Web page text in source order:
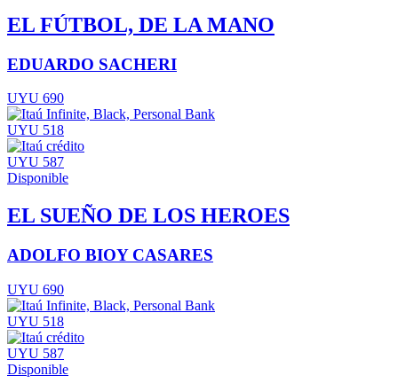
EL FÚTBOL, DE LA MANO
EDUARDO SACHERI
UYU 690
UYU 518
UYU 587
Disponible
EL SUEÑO DE LOS HEROES
ADOLFO BIOY CASARES
UYU 690
UYU 518
UYU 587
Disponible